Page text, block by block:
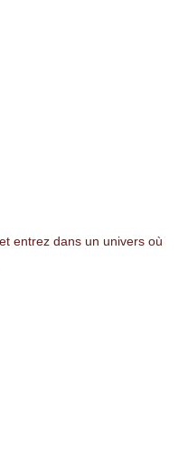
entrez dans un univers où